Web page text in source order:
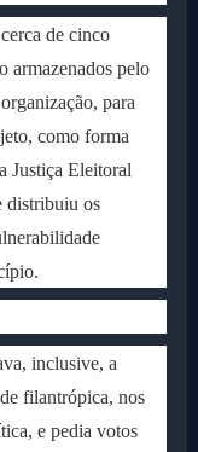
de cinco
armazenados pelo
para
como forma
Justiça Eleitoral
distribuiu os
inclusive, a
filantrópica, nos
e pedia votos